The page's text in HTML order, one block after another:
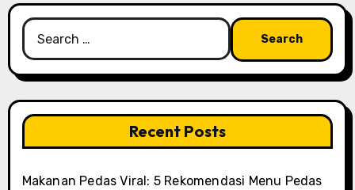
Search
for:
Recent Posts
Makanan Pedas Viral: 5 Rekomendasi Menu Pedas